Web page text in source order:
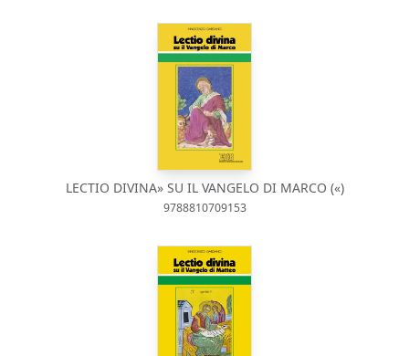
LECTIO DIVINA» SU IL VANGELO DI MARCO («)
9788810709153